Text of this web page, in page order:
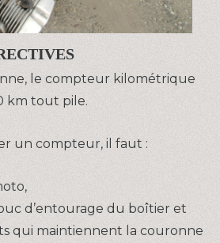
le compteur kilométrique
km tout pile.
un compteur, il faut :
d’entourage du boîtier et
qui maintiennent la couronne